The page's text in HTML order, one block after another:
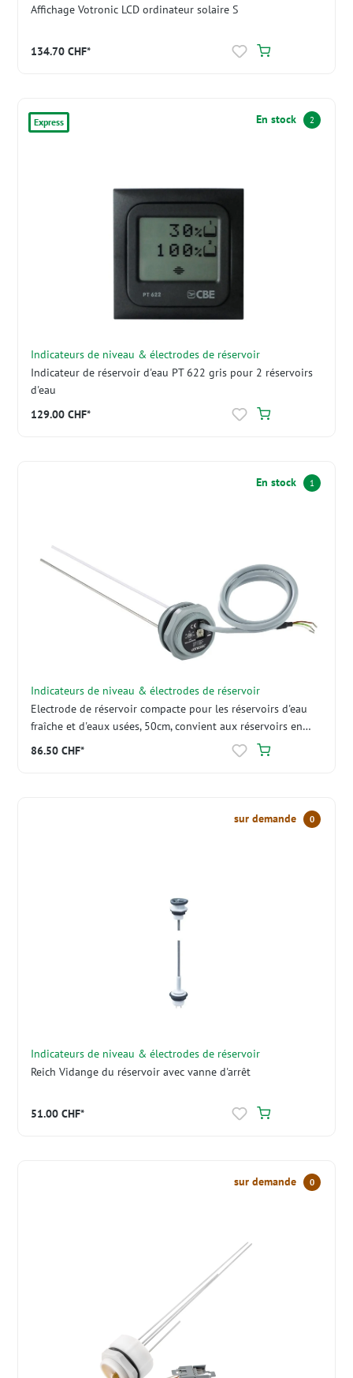
Affichage Votronic LCD ordinateur solaire S
134.70 CHF*
Express En stock 2
Indicateurs de niveau & électrodes de réservoir
Indicateur de réservoir d'eau PT 622 gris pour 2 réservoirs
d'eau
129.00 CHF*
En stock 1
Indicateurs de niveau & électrodes de réservoir
Electrode de réservoir compacte pour les réservoirs d'eau
fraîche et d'eaux usées, 50cm, convient aux réservoirs en
86.50 CHF*
sur demande 0
Indicateurs de niveau & électrodes de réservoir
Reich Vidange du réservoir avec vanne d'arrêt
51.00 CHF*
sur demande 0